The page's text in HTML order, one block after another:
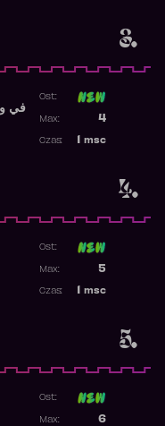
3.
4.
Ost:
4
Max:
msc
Czas:
5.
Ost:
5
Max:
msc
Czas:
Ost:
6
Max: